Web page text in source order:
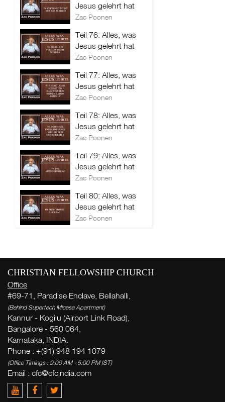
Jesus gelehrt hat
Zac Poonen
Teil 76: Alles, was
Jesus gelehrt hat
Zac Poonen
Teil 77: Alles, was
Jesus gelehrt hat
Zac Poonen
Teil 78: Alles, was
Jesus gelehrt hat
Zac Poonen
Teil 79: Alles, was
Jesus gelehrt hat
Zac Poonen
Teil 80: Alles, was
Jesus gelehrt hat
Zac Poonen
CHRISTIAN FELLOWSHIP CHURCH
Office
#69-71, Paradise Enclave, Bellahalli,
(Behind Supertech Micasa Apartment)
Kannur - Kogilu (Airport Link Road),
Bangalore - 560 064,
Karnataka, INDIA.
Phone : +(91) 948 194 1079
(Office Timings : 9:00 AM - 5:00 PM IST)
Email : cfc@cfcindia.com